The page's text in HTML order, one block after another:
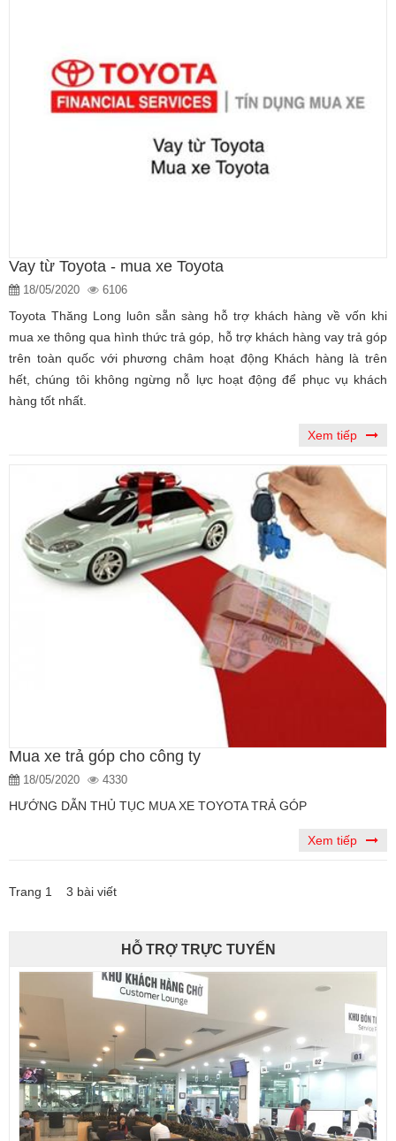
Vay từ Toyota - mua xe Toyota
18/05/2020 6106
Toyota Thăng Long luôn sẵn sàng hỗ trợ khách hàng về vốn khi
mua xe thông qua hình thức trả góp, hỗ trợ khách hàng vay trả góp
trên toàn quốc với phương châm hoạt động Khách hàng là trên
hết, chúng tôi không ngừng nỗ lực hoạt động để phục vụ khách
hàng tốt nhất.
Xem tiếp
Mua xe trả góp cho công ty
18/05/2020 4330
HƯỚNG DẪN THỦ TỤC MUA XE TOYOTA TRẢ GÓP
Xem tiếp
Trang 1 3 bài viết
HỖ TRỢ TRỰC TUYẾN